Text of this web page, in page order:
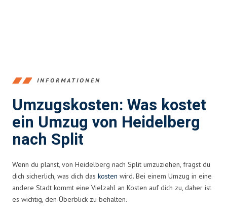
INFORMATIONEN
Umzugskosten: Was kostet
ein Umzug von Heidelberg
nach Split
Wenn du planst, von Heidelberg nach Split umzuziehen, fragst du
dich sicherlich, was dich das kosten wird. Bei einem Umzug in eine
andere Stadt kommt eine Vielzahl an Kosten auf dich zu, daher ist
es wichtig, den Überblick zu behalten.